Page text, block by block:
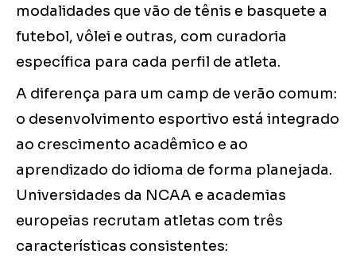
modalidades que vão de tênis e basquete a
futebol, vôlei e outras, com curadoria
específica para cada perfil de atleta.
A diferença para um camp de verão comum:
o desenvolvimento esportivo está integrado
ao crescimento acadêmico e ao
aprendizado do idioma de forma planejada.
Universidades da NCAA e academias
europeias recrutam atletas com três
características consistentes: